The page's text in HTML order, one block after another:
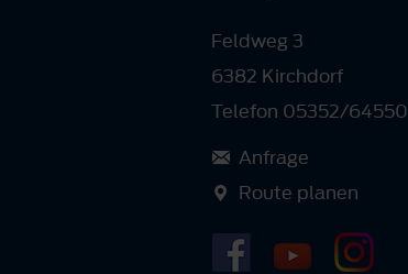
Feldweg 3
6382 Kirchdorf
Telefon 05352/64550
Anfrage
Route planen